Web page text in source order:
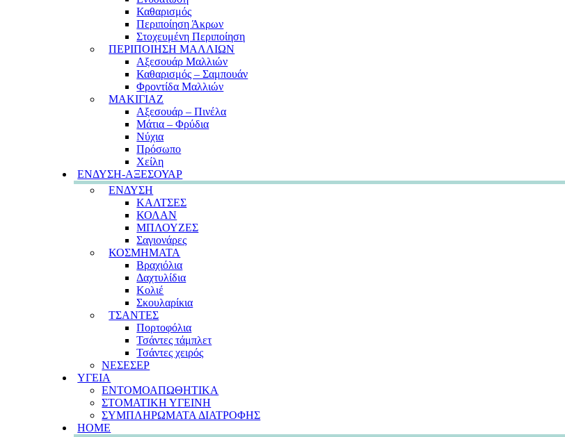
Καθαρισμός
Περιποίηση Άκρων
Στοχευμένη Περιποίηση
ΠΕΡΙΠΟΙΗΣΗ ΜΑΛΛΙΩΝ
Αξεσουάρ Μαλλιών
Καθαρισμός – Σαμπουάν
Φροντίδα Μαλλιών
ΜΑΚΙΓΙΑΖ
Αξεσουάρ – Πινέλα
Μάτια – Φρύδια
Νύχια
Πρόσωπο
Χείλη
ΕΝΔΥΣΗ-ΑΞΕΣΟΥΑΡ
ΕΝΔΥΣΗ
ΚΑΛΤΣΕΣ
ΚΟΛΑΝ
ΜΠΛΟΥΖΕΣ
Σαγιονάρες
ΚΟΣΜΗΜΑΤΑ
Βραχιόλια
Δαχτυλίδια
Κολιέ
Σκουλαρίκια
ΤΣΑΝΤΕΣ
Πορτοφόλια
Τσάντες τάμπλετ
Τσάντες χειρός
ΝΕΣΕΣΕΡ
ΥΓΕΙΑ
ΕΝΤΟΜΟΑΠΩΘΗΤΙΚΑ
ΣΤΟΜΑΤΙΚΗ ΥΓΕΙΝΗ
ΣΥΜΠΛΗΡΩΜΑΤΑ ΔΙΑΤΡΟΦΗΣ
HOME